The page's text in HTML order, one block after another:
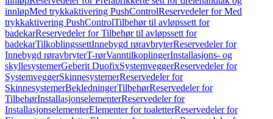
innløpMed trykkaktivering PushControlReservedeler for Med
trykkaktivering PushControlTilbehør til avløpssett for
badekarReservedeler for Tilbehør til avløpssett for
badekarTilkoblingssettInnebygd røravbryterReservedeler for
Innebygd røravbryterT-rørVanntilkoplingerInstallasjons- og
skyllesystemerGeberit DuofixSystemveggerReservedeler for
SystemveggerSkinnesystemerReservedeler for
SkinnesystemerBekledningerTilbehørReservedeler for
TilbehørInstallasjonselementerReservedeler for
InstallasjonselementerElementer for toaletterReservedeler for